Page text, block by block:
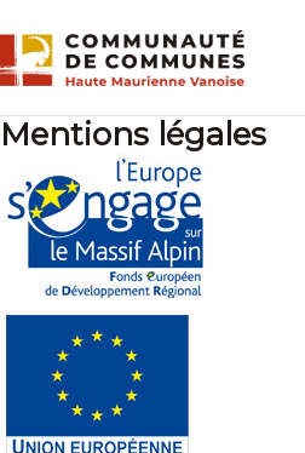
to
content
Mentions légales